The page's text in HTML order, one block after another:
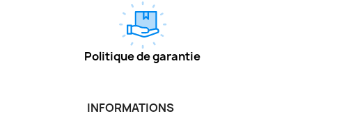
Politique de garantie
INFORMATIONS